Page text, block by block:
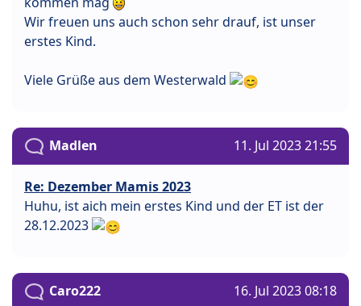
Wir freuen uns auch schon sehr drauf, ist unser
erstes Kind.
Viele Grüße aus dem Westerwald
Madlen 11. Jul 2023 21:55
Re: Dezember Mamis 2023
Huhu, ist aich mein erstes Kind und der ET ist der
28.12.2023
Caro222 16. Jul 2023 08:18